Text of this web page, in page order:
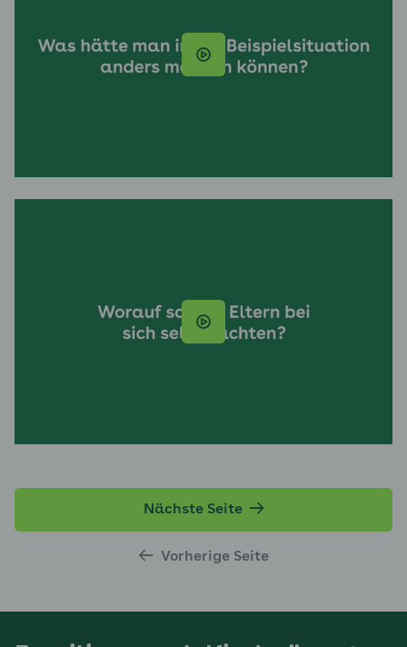
Vorherige Seite
Nächste Seite